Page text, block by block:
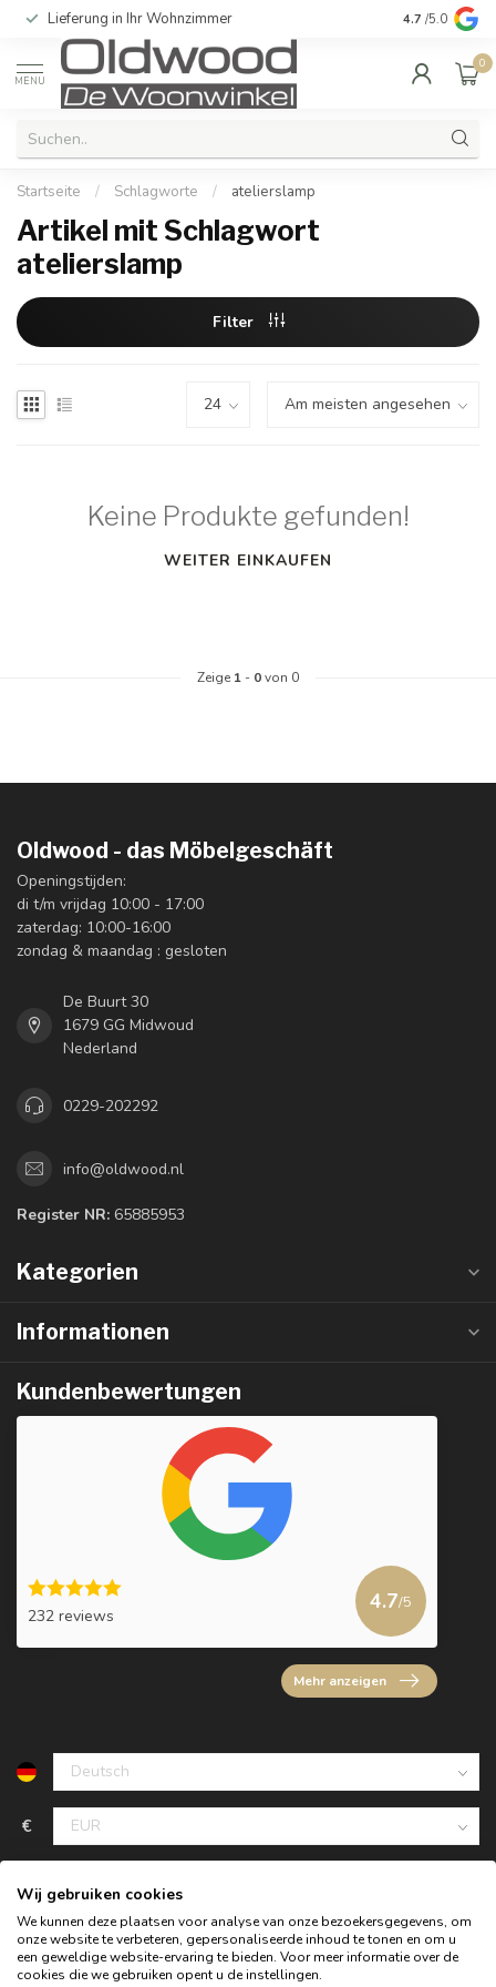
Lieferung in Ihr Wohnzimmer Qualität und
4.7 /5.0
MENU
0
Startseite / Schlagworte / atelierslamp
Artikel mit Schlagwort
atelierslamp
Filter
Keine Produkte gefunden!
WEITER EINKAUFEN
Zeige 1 - 0von 0
Oldwood - das Möbelgeschäft
Openingstijden:
di t/m vrijdag 10:00 - 17:00
zaterdag: 10:00-16:00
zondag & maandag : gesloten
De Buurt 30
1679 GG Midwoud
Nederland
0229-202292
info@oldwood.nl
Register NR: 65885953
Kategorien
Informationen
Kundenbewertungen
232 reviews
4.7/5
Mehr anzeigen
€
Wij gebruiken cookies
We kunnen deze plaatsen voor analyse van onze bezoekersgegevens, om
onze website te verbeteren, gepersonaliseerde inhoud te tonen en om u
een geweldige website-ervaring te bieden. Voor meer informatie over de
cookies die we gebruiken opent u de instellingen.